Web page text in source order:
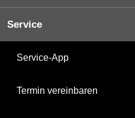
Service
Service-App
Termin vereinbaren